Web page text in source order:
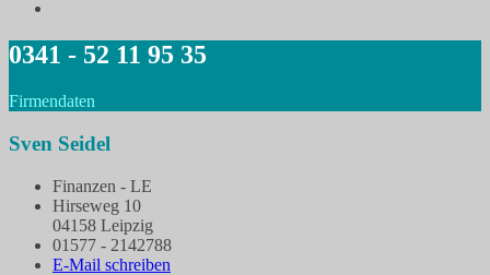
0341 - 52 11 95 35
Firmendaten
Sven Seidel
Finanzen - LE
Hirseweg 10
04158 Leipzig
01577 - 2142788
E-Mail schreiben